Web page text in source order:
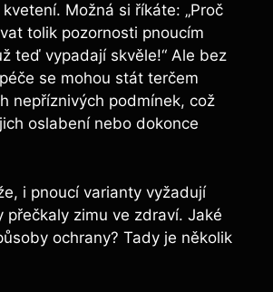
Možná si říkáte: „Proč
tolik pozornosti pnoucím
teď vypadají skvěle!“ Ale bez
se mohou stát terčem
nepříznivých podmínek, což
oslabení nebo dokonce
i pnoucí varianty vyžadují
přečkaly zimu ve zdraví. Jaké
ochrany? Tady je několik